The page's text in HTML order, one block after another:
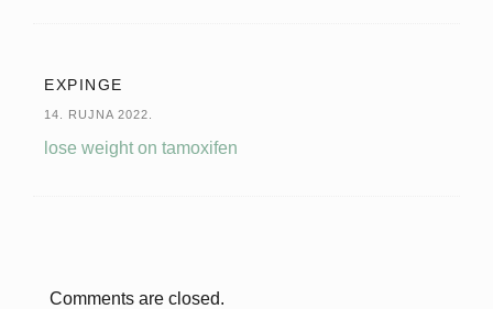
EXPINGE
14. RUJNA 2022.
lose weight on tamoxifen
Comments are closed.